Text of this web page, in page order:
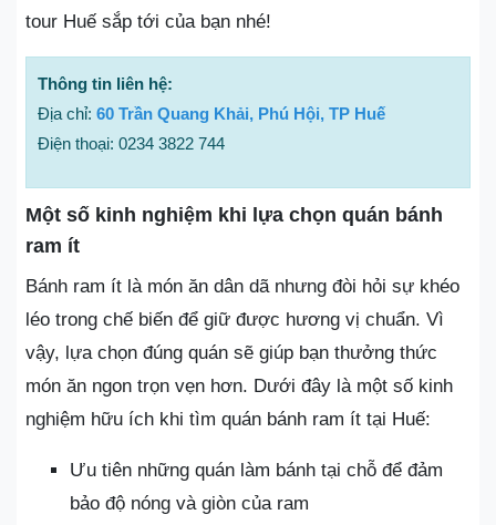
tour Huế sắp tới của bạn nhé!
Thông tin liên hệ:
Địa chỉ: 60 Trần Quang Khải, Phú Hội, TP Huế
Điện thoại: 0234 3822 744
Một số kinh nghiệm khi lựa chọn quán bánh
ram ít
Bánh ram ít là món ăn dân dã nhưng đòi hỏi sự khéo
léo trong chế biến để giữ được hương vị chuẩn. Vì
vậy, lựa chọn đúng quán sẽ giúp bạn thưởng thức
món ăn ngon trọn vẹn hơn. Dưới đây là một số kinh
nghiệm hữu ích khi tìm quán bánh ram ít tại Huế:
Ưu tiên những quán làm bánh tại chỗ để đảm
bảo độ nóng và giòn của ram